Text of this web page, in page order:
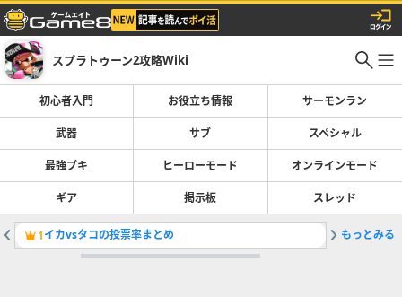
スプラトゥーン2攻略Wiki
初心者入門 お役立ち情報 サーモンラン
武器 サブ スペシャル
最強ブキ ヒーローモード オンラインモード
ギア 掲示板 スレッド
1イカvsタコの投票率まとめ 2深海メ
もっとみる